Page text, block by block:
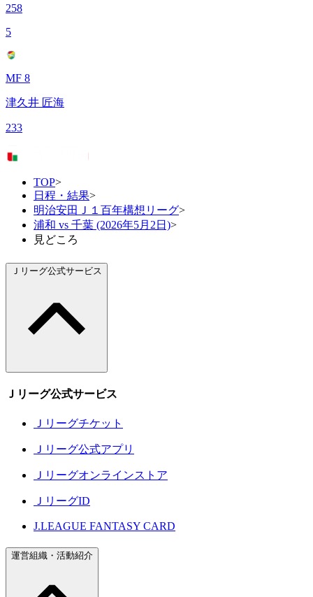
258
5
MF 8
津久井 匠海
233
TOP>
日程・結果>
明治安田Ｊ１百年構想リーグ>
浦和 vs 千葉 (2026年5月2日)>
見どころ
Ｊリーグ公式サービス
Ｊリーグ公式サービス
Ｊリーグチケット
Ｊリーグ公式アプリ
Ｊリーグオンラインストア
ＪリーグID
J.LEAGUE FANTASY CARD
運営組織・活動紹介